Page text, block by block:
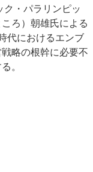
ト 信用情報
業界
ス・多彩な商材～
ク・パラリンピッ
ろ）朝雄氏による
代におけるエンブ
略の根幹に必要不
。